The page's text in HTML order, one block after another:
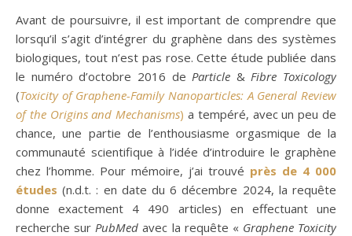
Avant de poursuivre, il est important de comprendre que
lorsqu’il s’agit d’intégrer du graphène dans des systèmes
biologiques, tout n’est pas rose. Cette étude publiée dans
le numéro d’octobre 2016 deParticle &Fibre Toxicology
(Toxicity of Graphene-Family Nanoparticles: A General Review
of the Origins and Mechanisms) a tempéré, avec un peu de
chance, une partie de l’enthousiasme orgasmique de la
communauté scientifique à l’idée d’introduire le graphène
chez l’homme. Pour mémoire, j’ai trouvé près de 4 000
études (n.d.t. : en date du 6 décembre 2024, la requête
donne exactement 4 490 articles) en effectuant une
recherche surPubMedavec la requête « Graphene Toxicity